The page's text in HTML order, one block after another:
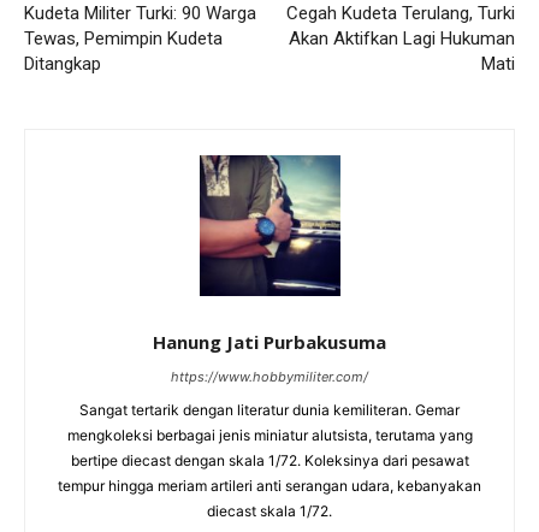
Kudeta Militer Turki: 90 Warga
Tewas, Pemimpin Kudeta
Ditangkap
Cegah Kudeta Terulang, Turki
Akan Aktifkan Lagi Hukuman
Mati
Hanung Jati Purbakusuma
https://www.hobbymiliter.com/
Sangat tertarik dengan literatur dunia kemiliteran. Gemar
mengkoleksi berbagai jenis miniatur alutsista, terutama yang
bertipe diecast dengan skala 1/72. Koleksinya dari pesawat
tempur hingga meriam artileri anti serangan udara, kebanyakan
diecast skala 1/72.